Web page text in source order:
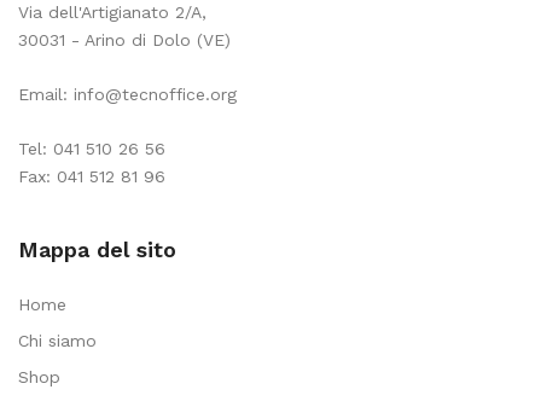
Via dell'Artigianato 2/A,
30031 - Arino di Dolo (VE)
Email: info@tecnoffice.org
Tel: 041 510 26 56
Fax: 041 512 81 96
Mappa del sito
Home
Chi siamo
Shop